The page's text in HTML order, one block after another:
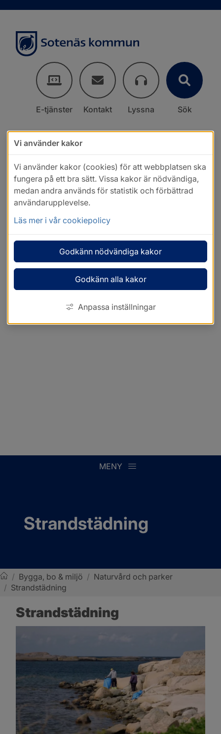
E-tjänster Kontakt Lyssna Sök
MENY
Strandstädning
Sotenäs kommun
/ Bygga, bo & miljö / Naturvård och parker
/ Strandstädning
Strandstädning
Vi använder kakor
Vi använder kakor (cookies) för att webbplatsen ska
fungera på ett bra sätt. Vissa kakor är nödvändiga,
medan andra används för statistik och förbättrad
användarupplevelse.
Läs mer i vår cookiepolicy
Godkänn nödvändiga kakor
Godkänn alla kakor
Anpassa inställningar